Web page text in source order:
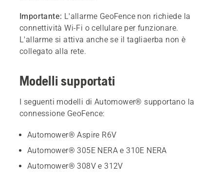
Importante: L'allarme GeoFence non richiede la
connettività Wi-Fi o cellulare per funzionare.
L'allarme si attiva anche se il tagliaerba non è
collegato alla rete.
Modelli supportati
I seguenti modelli di Automower® supportano la
connessione GeoFence:
Automower® Aspire R6V
Automower® 305E NERA e 310E NERA
Automower® 308V e 312V